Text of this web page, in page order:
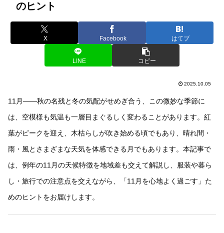
のヒント
X Facebook はてブ
LINE コピー
2025.10.05
11月――秋の名残と冬の気配がせめぎ合う、この微妙な季節に
は、空模様も気温も一層目まぐるしく変わることがあります。紅
葉がピークを迎え、木枯らしが吹き始める頃でもあり、晴れ間・
雨・風とさまざまな天気を体感できる月でもあります。本記事で
は、例年の11月の天候特徴を地域差も交えて解説し、服装や暮ら
し・旅行での注意点を交えながら、「11月を心地よく過ごす」た
めのヒントをお届けします。